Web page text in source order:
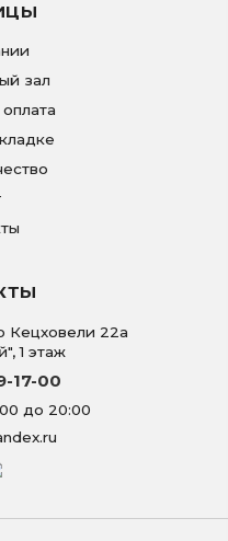
зал
Кецховели 22а
1 этаж
17-00
до 20:00